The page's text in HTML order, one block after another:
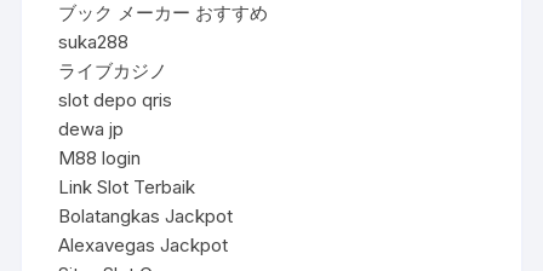
ブック メーカー おすすめ
suka288
ライブカジノ
slot depo qris
dewa jp
M88 login
Link Slot Terbaik
Bolatangkas Jackpot
Alexavegas Jackpot